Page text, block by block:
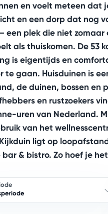
en voelt meteen dat
en een dorp dat
een plek die niet
als thuiskomen. De 53
is eigentijds en
gaan. Huisduinen is
de duinen, bossen
en rustzoekers
uren van Nederland.
van het
ligt op
& bistro. Zo hoef je